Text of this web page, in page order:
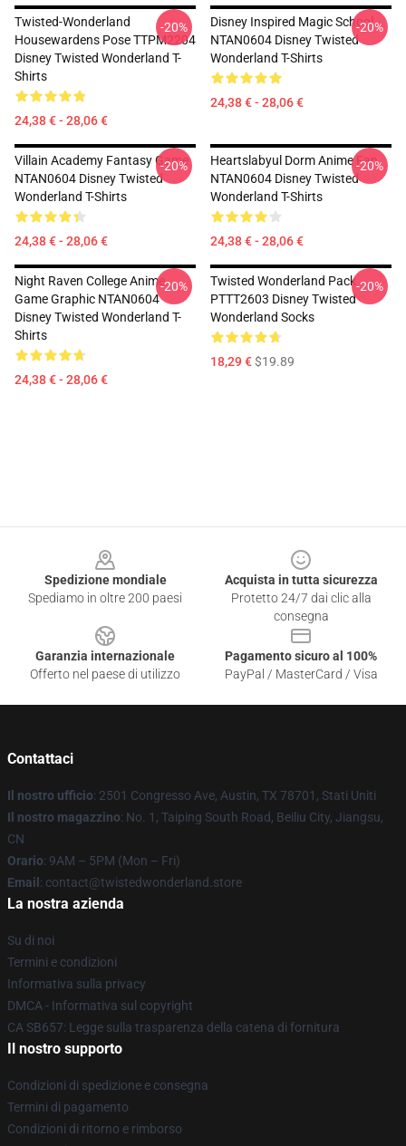
Twisted-Wonderland
Housewardens Pose TTPM2204
Disney Twisted Wonderland T-
Shirts
24,38 € - 28,06 €
-20%
Disney Inspired Magic School
NTAN0604 Disney Twisted
Wonderland T-Shirts
24,38 € - 28,06 €
-20%
Villain Academy Fantasy Game
NTAN0604 Disney Twisted
Wonderland T-Shirts
24,38 € - 28,06 €
-20%
Heartslabyul Dorm Anime Fan
NTAN0604 Disney Twisted
Wonderland T-Shirts
24,38 € - 28,06 €
-20%
Night Raven College Anime
Game Graphic NTAN0604
Disney Twisted Wonderland T-
Shirts
24,38 € - 28,06 €
-20%
Twisted Wonderland Pack
PTTT2603 Disney Twisted
Wonderland Socks
18,29 €$19.89
-20%
Spedizione mondiale
Spediamo in oltre 200 paesi
Acquista in tutta sicurezza
Protetto 24/7 dai clic alla
consegna
Garanzia internazionale
Offerto nel paese di utilizzo
Pagamento sicuro al 100%
PayPal / MasterCard / Visa
Contattaci
Il nostro ufficio: 2501 Congresso Ave, Austin, TX 78701, Stati Uniti
Il nostro magazzino: No. 1, Taiping South Road, Beiliu City, Jiangsu,
CN
Orario: 9AM – 5PM (Mon – Fri)
Email : contact@twistedwonderland.store
La nostra azienda
Su di noi
Termini e condizioni
Informativa sulla privacy
DMCA - Informativa sul copyright
CA SB657: Legge sulla trasparenza della catena di fornitura
Il nostro supporto
Condizioni di spedizione e consegna
Termini di pagamento
Condizioni di ritorno e rimborso